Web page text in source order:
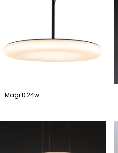
Magi D 24w